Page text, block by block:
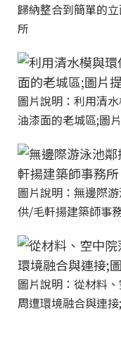
歸納整合到簡單的
所
圖片說明：利用清
油漆面的老城區;圖
圖片說明：無邊際
供/毛軒揚建築師事
圖片說明：從材料
周遭環境融合與連